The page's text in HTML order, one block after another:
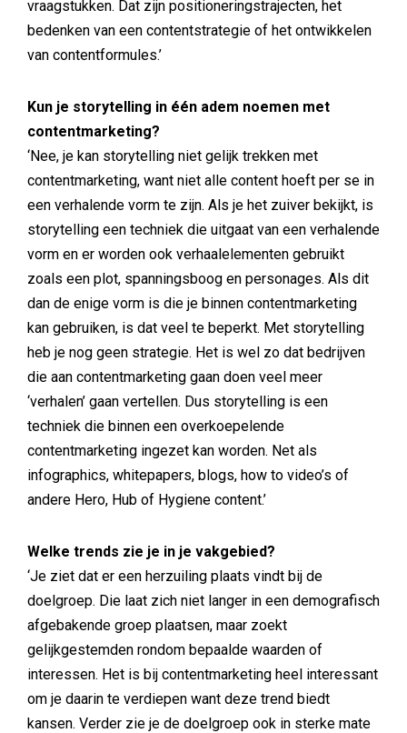
vraagstukken. Dat zijn positioneringstrajecten, het
bedenken van een contentstrategie of het ontwikkelen
van contentformules.’
Kun je storytelling in één adem noemen met
contentmarketing?
‘Nee, je kan storytelling niet gelijk trekken met
contentmarketing, want niet alle content hoeft per se in
een verhalende vorm te zijn. Als je het zuiver bekijkt, is
storytelling een techniek die uitgaat van een verhalende
vorm en er worden ook verhaalelementen gebruikt
zoals een plot, spanningsboog en personages. Als dit
dan de enige vorm is die je binnen contentmarketing
kan gebruiken, is dat veel te beperkt. Met storytelling
heb je nog geen strategie. Het is wel zo dat bedrijven
die aan contentmarketing gaan doen veel meer
‘verhalen’ gaan vertellen. Dus storytelling is een
techniek die binnen een overkoepelende
contentmarketing ingezet kan worden. Net als
infographics, whitepapers, blogs, how to video’s of
andere Hero, Hub of Hygiene content.’
Welke trends zie je in je vakgebied?
‘Je ziet dat er een herzuiling plaats vindt bij de
doelgroep. Die laat zich niet langer in een demografisch
afgebakende groep plaatsen, maar zoekt
gelijkgestemden rondom bepaalde waarden of
interessen. Het is bij contentmarketing heel interessant
om je daarin te verdiepen want deze trend biedt
kansen. Verder zie je de doelgroep ook in sterke mate